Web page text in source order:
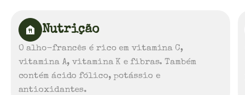
Nutrição
O alho-francês é rico em vitamina C,
vitamina A, vitamina K e fibras. Também
contém ácido fólico, potássio e
antioxidantes.